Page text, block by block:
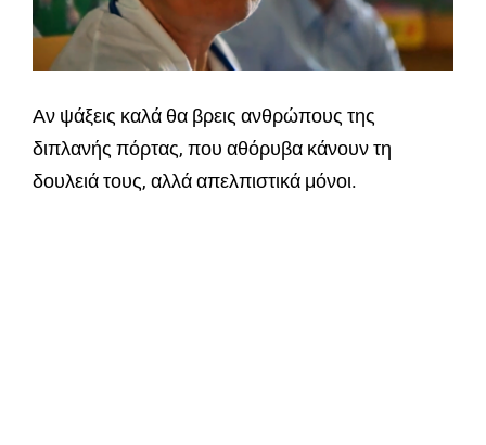
Αν ψάξεις καλά θα βρεις ανθρώπους της
διπλανής πόρτας, που αθόρυβα κάνουν τη
δουλειά τους, αλλά απελπιστικά μόνοι.